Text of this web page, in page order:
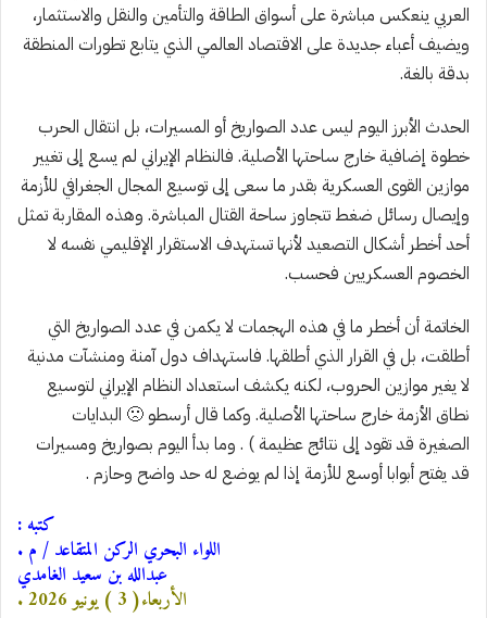
العربي ينعكس مباشرة على أسواق الطاقة والتأمين والنقل والاستثمار،
ويضيف أعباء جديدة على الاقتصاد العالمي الذي يتابع تطورات المنطقة
بدقة بالغة.
الحدث الأبرز اليوم ليس عدد الصواريخ أو المسيرات، بل انتقال الحرب
خطوة إضافية خارج ساحتها الأصلية. فالنظام الإيراني لم يسع إلى تغيير
موازين القوى العسكرية بقدر ما سعى إلى توسيع المجال الجغرافي للأزمة
وإيصال رسائل ضغط تتجاوز ساحة القتال المباشرة. وهذه المقاربة تمثل
أحد أخطر أشكال التصعيد لأنها تستهدف الاستقرار الإقليمي نفسه لا
الخصوم العسكريين فحسب.
الخاتمة أن أخطر ما في هذه الهجمات لا يكمن في عدد الصواريخ التي
أطلقت، بل في القرار الذي أطلقها. فاستهداف دول آمنة ومنشآت مدنية
لا يغير موازين الحروب، لكنه يكشف استعداد النظام الإيراني لتوسيع
نطاق الأزمة خارج ساحتها الأصلية. وكما قال أرسطو 🙁 البدايات
الصغيرة قد تقود إلى نتائج عظيمة ) . وما بدأ اليوم بصواريخ ومسيرات
قد يفتح أبوابا أوسع للأزمة إذا لم يوضع له حد واضح وحازم .
كتبه :
اللواء البحري الركن المتقاعد / م .
عبدالله بن سعيد الغامدي
الأربعاء( 3 ) يونيو 2026 .